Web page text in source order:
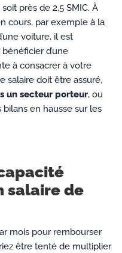
près de 2,5 SMIC. À
cours, par exemple à la
voiture, il est
d’une
à consacrer à votre
salaire doit être assuré,
un secteur porteur, ou
en hausse sur les
salaire de
mois pour rembourser
être tenté de multiplier